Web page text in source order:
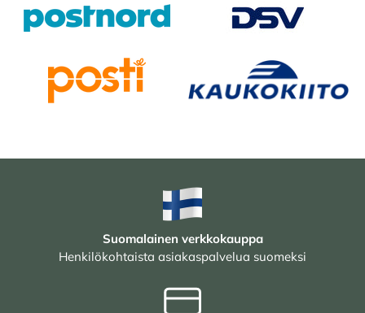
Suomalainen verkkokauppa
Henkilökohtaista asiakaspalvelua suomeksi